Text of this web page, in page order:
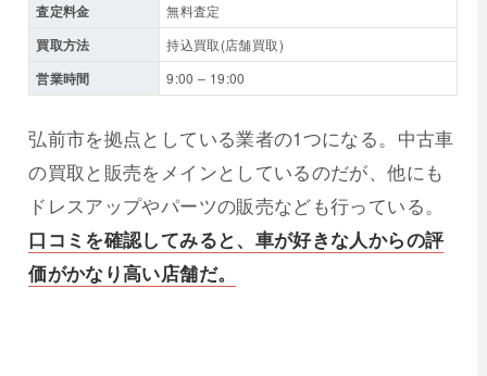
査定料金 無料査定
買取方法 持込買取(店舗買取)
営業時間 9:00 – 19:00
弘前市を拠点としている業者の1つになる。中古車
の買取と販売をメインとしているのだが、他にも
ドレスアップやパーツの販売なども行っている。
口コミを確認してみると、車が好きな人からの評
価がかなり高い店舗だ。